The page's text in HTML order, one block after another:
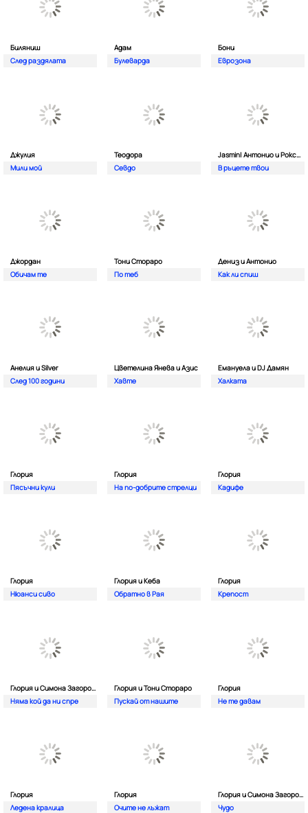
Биляниш
След раздялата
Адам
Булеварда
Бони
Еврозона
Джулия
Мили мой
Теодора
Севдо
Jasmin| Антонио и Роксана
В ръцете твои
Джордан
Обичам те
Тони Стораро
По теб
Дениз и Антонио
Как ли спиш
Анелия и Silver
След 100 години
Цветелина Янева и Азис
Хавте
Емануела и DJ Дамян
Халката
Глория
Пясъчни кули
Глория
На по-добрите стрелци
Глория
Кадифе
Глория
Нюанси сиво
Глория и Кеба
Обратно в Рая
Глория
Крепост
Глория и Симона Загорова
Няма кой да ни спре
Глория и Тони Стораро
Пускай от нашите
Глория
Не те давам
Глория
Ледена кралица
Глория
Очите не лъжат
Глория и Симона Загорова
Чудо